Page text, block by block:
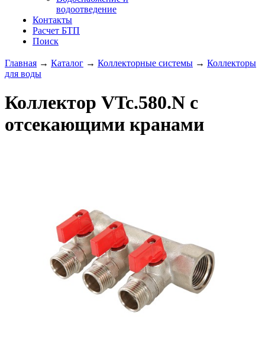
водоотведение
Контакты
Расчет БТП
Поиск
Главная → Каталог → Коллекторные системы → Коллекторы
для воды
Коллектор VTc.580.N с
отсекающими кранами